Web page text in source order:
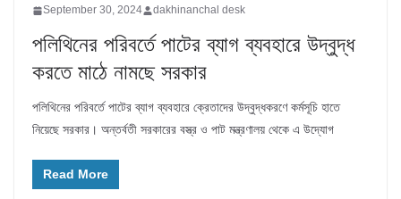
September 30, 2024 dakhinanchal desk
পলিথিনের পরিবর্তে পাটের ব্যাগ ব্যবহারে উদ্বুদ্ধ
করতে মাঠে নামছে সরকার
পলিথিনের পরিবর্তে পাটের ব্যাগ ব্যবহারে ক্রেতাদের উদ্বুদ্ধকরণে কর্মসূচি হাতে
নিয়েছে সরকার। অন্তর্বতী সরকারের বস্ত্র ও পাট মন্ত্রণালয় থেকে এ উদ্যোগ
Read More